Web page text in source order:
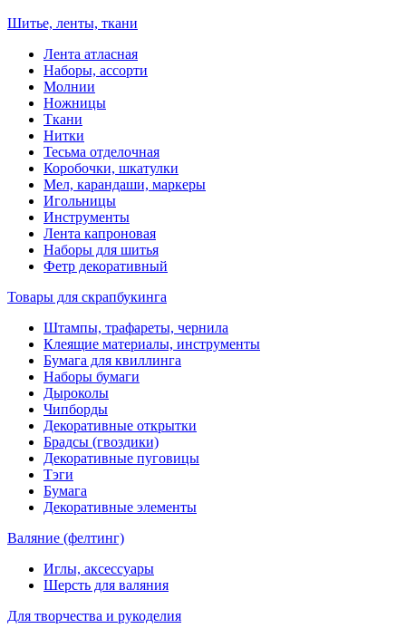
Шитье, ленты, ткани
Лента атласная
Наборы, ассорти
Молнии
Ножницы
Ткани
Нитки
Тесьма отделочная
Коробочки, шкатулки
Мел, карандаши, маркеры
Игольницы
Инструменты
Лента капроновая
Наборы для шитья
Фетр декоративный
Товары для скрапбукинга
Штампы, трафареты, чернила
Клеящие материалы, инструменты
Бумага для квиллинга
Наборы бумаги
Дыроколы
Чипборды
Декоративные открытки
Брадсы (гвоздики)
Декоративные пуговицы
Тэги
Бумага
Декоративные элементы
Валяние (фелтинг)
Иглы, аксессуары
Шерсть для валяния
Для творчества и рукоделия